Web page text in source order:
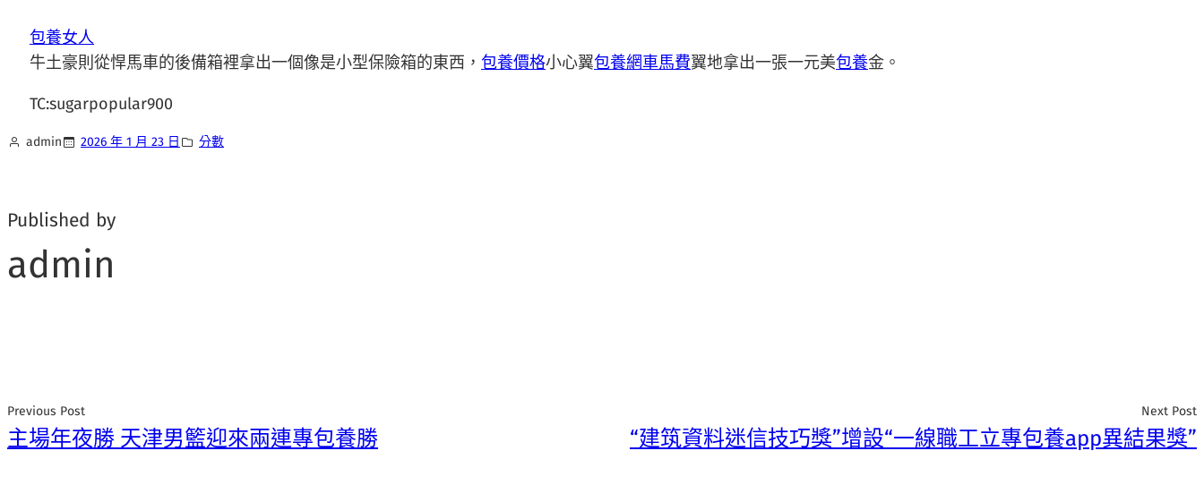
包養女人
牛土豪則從悍馬車的後備箱裡拿出一個像是小型保險箱的東西， 包養價格小心翼包養網車馬費翼地拿出一張一元美包養金。
TC:sugarpopular900
admin 2026 年 1 月 23 日 分數
Published by
admin
Previous Post
主場年夜勝 天津男籃迎來兩連專包養勝
Next Post
“建筑資料迷信技巧獎”增設“一線職工立專包養app異結果獎”